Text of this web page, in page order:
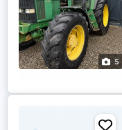
5